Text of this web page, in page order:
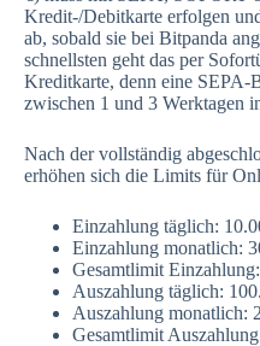
Kredit-/Debitkarte erfolgen
ab, sobald sie bei Bitpanda
schnellsten geht das per
Kreditkarte, denn eine SEPA-
zwischen 1 und 3 Werktagen
Nach der vollständig
erhöhen sich die Limits für
Einzahlung täglich:
Einzahlung monatlich:
Gesamtlimit
Auszahlung täglich:
Auszahlung monatlich:
Gesamtlimit